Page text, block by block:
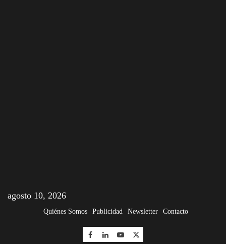
agosto 10, 2026
Quiénes Somos Publicidad Newsletter Contacto